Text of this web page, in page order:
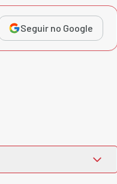
Seguir no Google